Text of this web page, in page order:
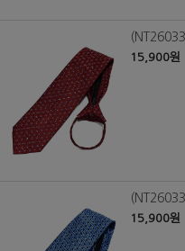
15,900원
15,900원